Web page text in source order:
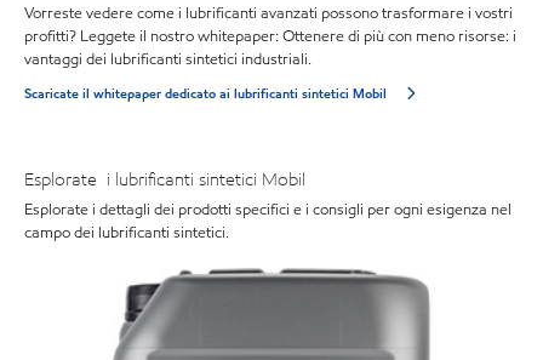
Vorreste vedere come i lubrificanti avanzati possono trasformare i vostri
profitti? Leggete il nostro whitepaper: Ottenere di più con meno risorse: i
vantaggi dei lubrificanti sintetici industriali.
Scaricate il whitepaper dedicato ai lubrificanti sintetici Mobil
Esplorate i lubrificanti sintetici Mobil
Esplorate i dettagli dei prodotti specifici e i consigli per ogni esigenza nel
campo dei lubrificanti sintetici.